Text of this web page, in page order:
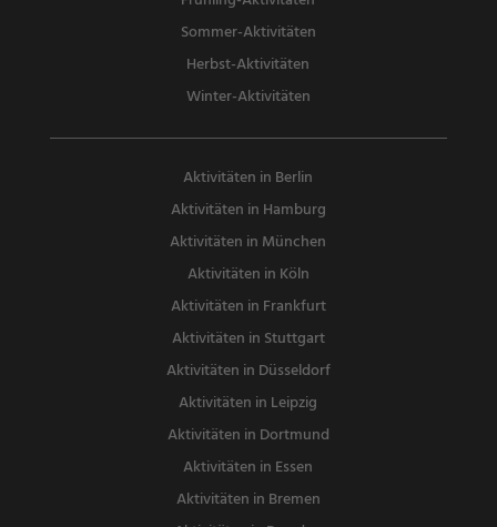
Sommer-Aktivitäten
Herbst-Aktivitäten
Winter-Aktivitäten
Aktivitäten in Berlin
Aktivitäten in Hamburg
Aktivitäten in München
Aktivitäten in Köln
Aktivitäten in Frankfurt
Aktivitäten in Stuttgart
Aktivitäten in Düsseldorf
Aktivitäten in Leipzig
Aktivitäten in Dortmund
Aktivitäten in Essen
Aktivitäten in Bremen